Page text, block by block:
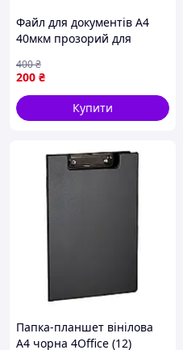
Файл для документів А4
40мкм прозорий для
документів 100шт в
упаковці
200 ₴
400₴
Купити
Папка-планшет вінілова
А4 чорна 4Office (12)